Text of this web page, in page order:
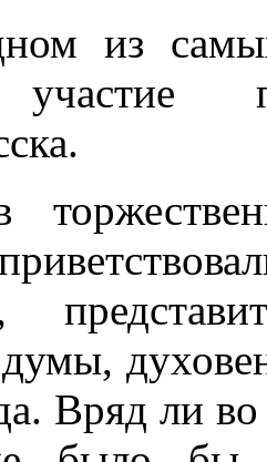
из
участие
Вряд ли